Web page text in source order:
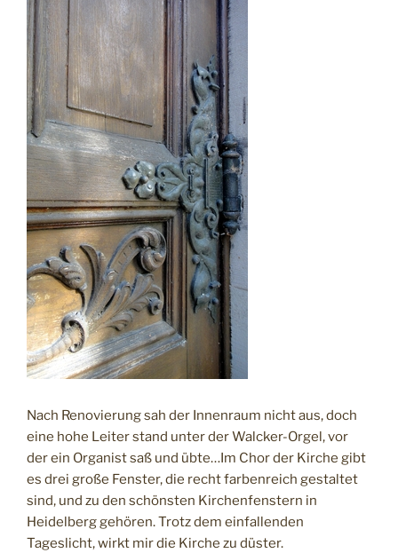
Nach Renovierung sah der Innenraum nicht aus, doch
eine hohe Leiter stand unter der Walcker-Orgel, vor
der ein Organist saß und übte…Im Chor der Kirche gibt
es drei große Fenster, die recht farbenreich gestaltet
sind, und zu den schönsten Kirchenfenstern in
Heidelberg gehören. Trotz dem einfallenden
Tageslicht, wirkt mir die Kirche zu düster.